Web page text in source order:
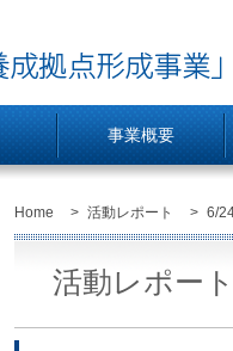
事業概要
Home > 活動レポート > 6/
活動レポー